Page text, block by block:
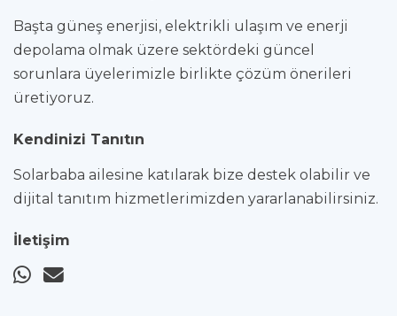
Başta güneş enerjisi, elektrikli ulaşım ve enerji
depolama olmak üzere sektördeki güncel
sorunlara üyelerimizle birlikte çözüm önerileri
üretiyoruz.
Kendinizi Tanıtın
Solarbaba ailesine katılarak bize destek olabilir ve
dijital tanıtım hizmetlerimizden yararlanabilirsiniz.
İletişim